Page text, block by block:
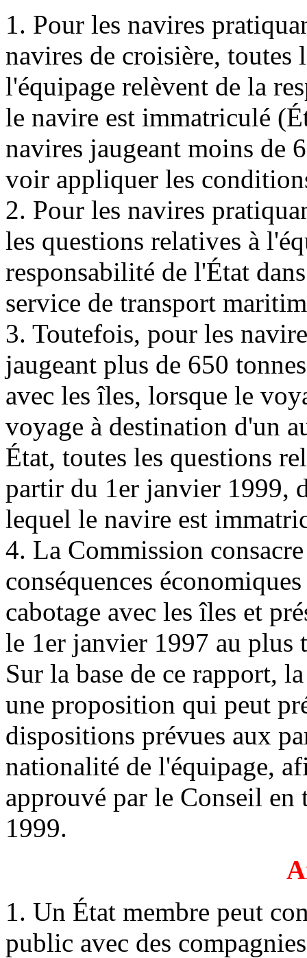
1. Pour les navires
navires de croisière, toutes
l'équipage relèvent de la
le navire est immatriculé
navires jaugeant moins de
voir appliquer les
2. Pour les navires
les questions relatives à
responsabilité de l'État
service de transport
3. Toutefois, pour les
jaugeant plus de 650
avec les îles, lorsque le
voyage à destination d'un
État, toutes les questions
partir du 1er janvier 1999,
lequel le navire est
4. La Commission
conséquences
cabotage avec les îles et
le 1er janvier 1997 au plus
Sur la base de ce rapport,
une proposition qui peut
dispositions prévues aux
nationalité de l'équipage,
approuvé par le Conseil
1999.
1. Un État membre peut
public avec des